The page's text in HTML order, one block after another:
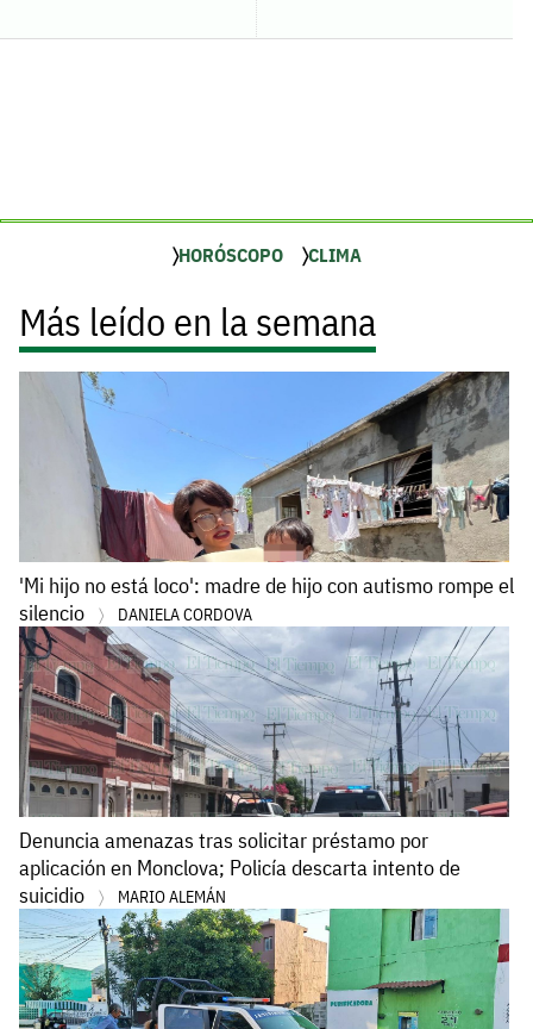
HORÓSCOPO CLIMA
Más leído en la semana
'Mi hijo no está loco': madre de hijo con autismo rompe el
silencio
DANIELA CORDOVA
Denuncia amenazas tras solicitar préstamo por
aplicación en Monclova; Policía descarta intento de
suicidio
MARIO ALEMÁN